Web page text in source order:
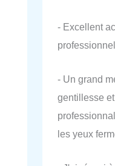
- Excellent
- Un grand
gentillesse
les yeux